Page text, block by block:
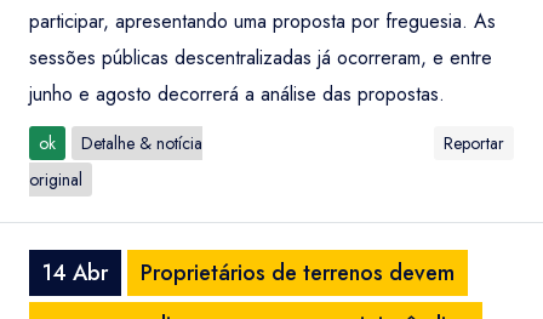
participar, apresentando uma proposta por freguesia. As
sessões públicas descentralizadas já ocorreram, e entre
junho e agosto decorrerá a análise das propostas.
ok
Detalhe & notícia
original
Reportar
14 Abr
Proprietários de terrenos devem